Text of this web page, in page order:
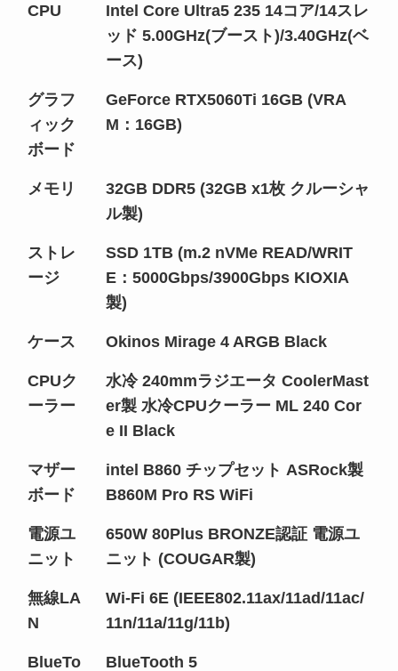
CPU
Intel Core Ultra5 235 14コア/14スレ
ッド 5.00GHz(ブースト)/3.40GHz(ベ
ース)
グラフ
ィック
ボード
GeForce RTX5060Ti 16GB (VRA
M：16GB)
メモリ
32GB DDR5 (32GB x1枚 クルーシャ
ル製)
ストレ
ージ
SSD 1TB (m.2 nVMe READ/WRIT
E：5000Gbps/3900Gbps KIOXIA
製)
ケース Okinos Mirage 4 ARGB Black
CPUク
ーラー
水冷 240mmラジエータ CoolerMast
er製 水冷CPUクーラー ML 240 Cor
e II Black
マザー
ボード
intel B860 チップセット ASRock製
B860M Pro RS WiFi
電源ユ
ニット
650W 80Plus BRONZE認証 電源ユ
ニット (COUGAR製)
無線LA
N
Wi-Fi 6E (IEEE802.11ax/11ad/11ac/
11n/11a/11g/11b)
BlueTo
BlueTooth 5